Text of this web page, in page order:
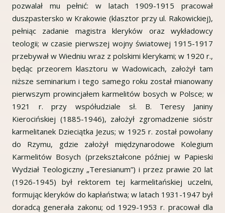
pozwalał mu pełnić: w latach 1909-1915 pracował
duszpastersko w Krakowie (klasztor przy ul. Rakowickiej),
pełniąc zadanie magistra kleryków oraz wykładowcy
teologii; w czasie pierwszej wojny światowej 1915-1917
przebywał w Wiedniu wraz z polskimi klerykami; w 1920 r.,
będąc przeorem klasztoru w Wadowicach, założył tam
niższe seminarium i tego samego roku został mianowany
pierwszym prowincjałem karmelitów bosych w Polsce; w
1921 r. przy współudziale sł. B. Teresy Janiny
Kierocińskiej (1885-1946), założył zgromadzenie sióstr
karmelitanek Dzieciątka Jezus; w 1925 r. został powołany
do Rzymu, gdzie założył międzynarodowe Kolegium
Karmelitów Bosych (przekształcone później w Papieski
Wydział Teologiczny „Teresianum”) i przez prawie 20 lat
(1926-1945) był rektorem tej karmelitańskiej uczelni,
formując kleryków do kapłaństwa; w latach 1931-1947 był
doradcą generała zakonu; od 1929-1953 r. pracował dla